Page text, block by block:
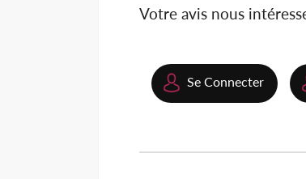
Votre avis nous
Se Connecter